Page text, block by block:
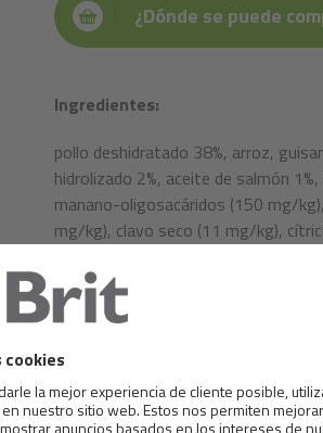
¿Dónde se puede
Ingredientes:
pollo deshidratado 38%, arroz,
hidrolizado 2%, aceite de salmón
manano-oligosacáridos (150 mg/
mg/kg), clavo seco (11 mg/kg),
Componentes analíticos:
proteína bruta 33,0%, grasa bruta
fósforo 0,6%, sodio 1,0%, magnesio
Composición nutricional: